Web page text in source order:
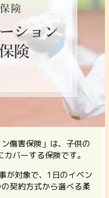
傷害保険」は、子供の
バーする保険です。
が対象で、1日のイベン
契約方式から選べる柔